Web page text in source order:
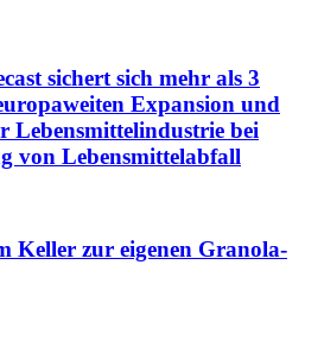
sichert sich mehr als 3
Expansion und
Lebensmittelindustrie bei
von Lebensmittelabfall
Keller zur eigenen Granola-